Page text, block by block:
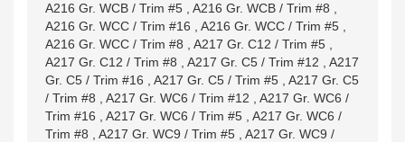
A216 Gr. WCB / Trim #5
A216 Gr. WCB / Trim #8
A216 Gr. WCC / Trim #16
A216 Gr. WCC / Trim #5
A216 Gr. WCC / Trim #8
A217 Gr. C12 / Trim #5
A217 Gr. C12 / Trim #8
A217 Gr. C5 / Trim #12
A217
Gr. C5 / Trim #16
A217 Gr. C5 / Trim #5
A217 Gr. C5
/ Trim #8
A217 Gr. WC6 / Trim #12
A217 Gr. WC6 /
Trim #16
A217 Gr. WC6 / Trim #5
A217 Gr. WC6 /
Trim #8
A217 Gr. WC9 / Trim #5
A217 Gr. WC9 /